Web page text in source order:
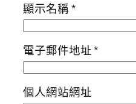
顯示名稱*
電子郵件地址*
個人網站網址